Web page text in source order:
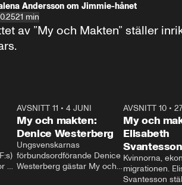
Andersson om Jimmie-hånet
21 min
av ”My och Makten” ställer
26:27
23:40
AVSNITT 11 •4 JUNI
My och makten:
Denice Westerberg
Ungsvenskarnas
förbundsordförande Denice
Westerberg gästar My och
AVSNITT 10 •
My och
Elisabeth
Svantesson
Kvinnorna,
migrationen.
Svantesson